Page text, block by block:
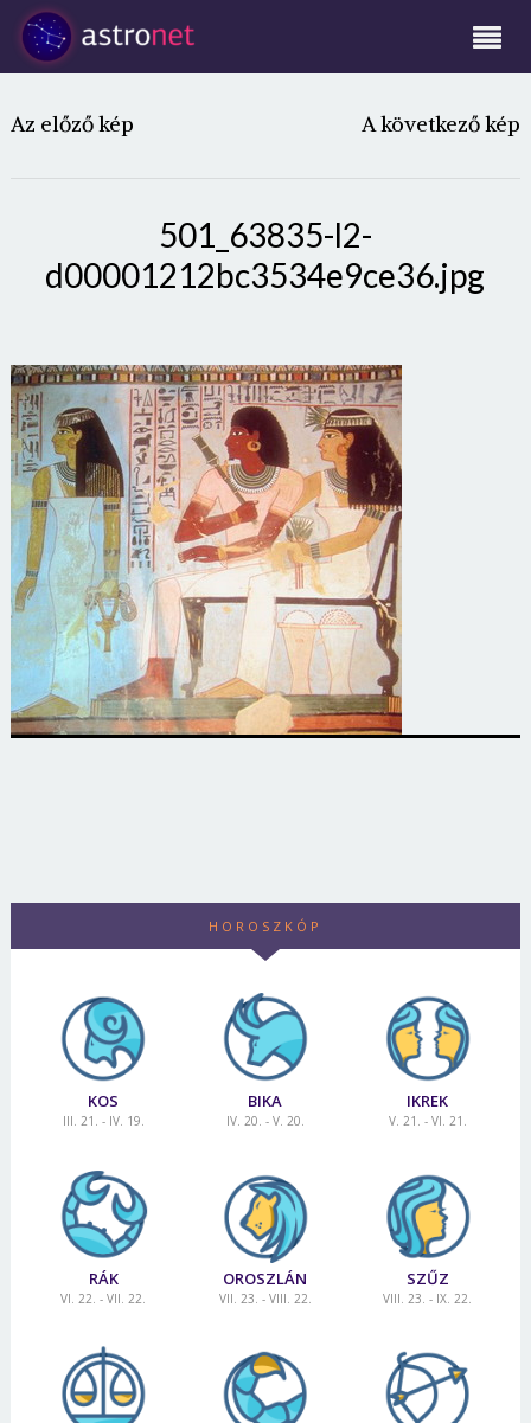
Az előző kép A következő kép
501_63835-l2-
d00001212bc3534e9ce36.jpg
HOROSZKÓP
KOS
III. 21. - IV. 19.
BIKA
IV. 20. - V. 20.
IKREK
V. 21. - VI. 21.
RÁK
VI. 22. - VII. 22.
OROSZLÁN
VII. 23. - VIII. 22.
SZŰZ
VIII. 23. - IX. 22.